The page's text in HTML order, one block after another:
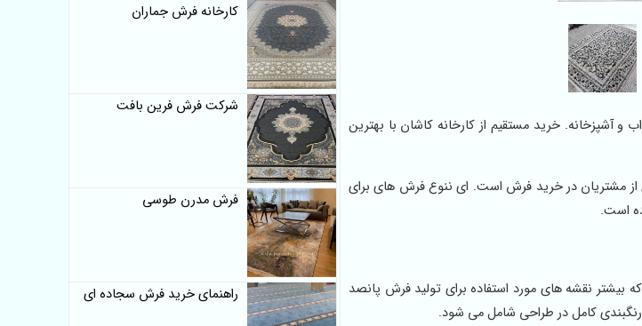
و آشپزخانه. خرید مستقیم از کارخانه کاشان با بهترین
از مشتریان در خرید فرش است. ای ننوع فرش های برای
است.
بیشتر نقشه های مورد استفاده برای تولید فرش پانصد
کامل در طراحی شامل می شود.
کارخانه فرش جماران
شرکت فرش فرین بافت
فرش مدرن طوسی
راهنمای خرید فرش سجاده ای